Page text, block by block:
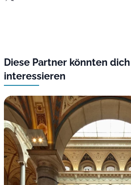
Diese Partner könnten
interessieren